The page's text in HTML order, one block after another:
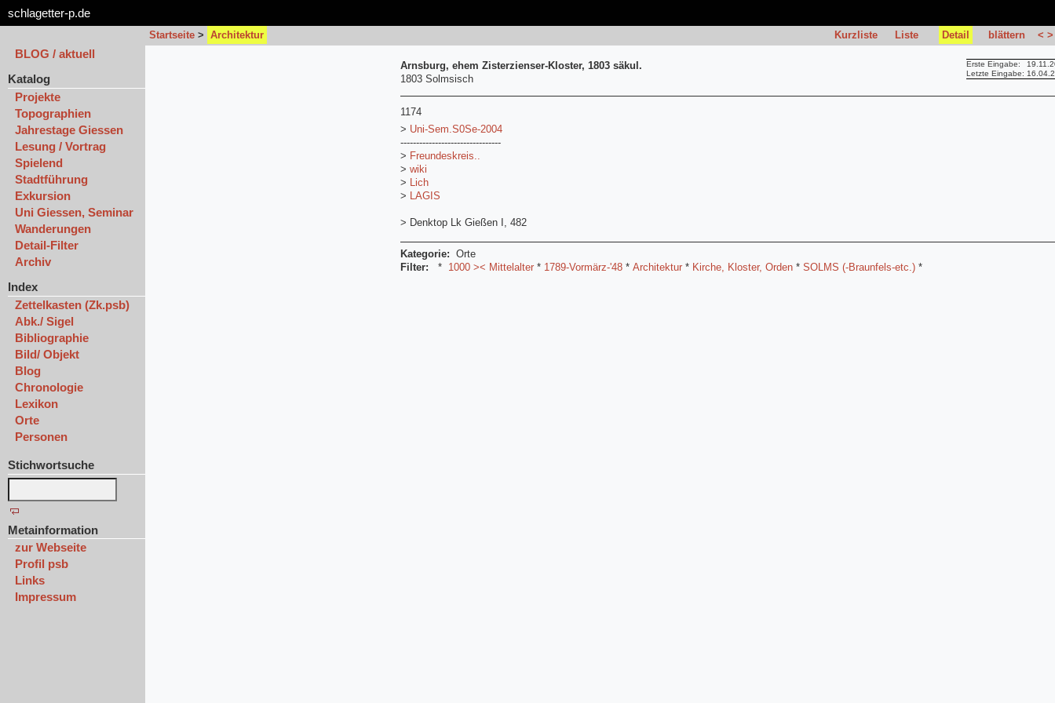
schlagetter-p.de
Startseite > Architektur Kurzliste Liste Detail blättern < >
BLOG / aktuell
Katalog
Projekte
Topographien
Jahrestage Giessen
Lesung / Vortrag
Spielend
Stadtführung
Exkursion
Uni Giessen, Seminar
Wanderungen
Detail-Filter
Archiv
Index
Zettelkasten (Zk.psb)
Abk./ Sigel
Bibliographie
Bild/ Objekt
Blog
Chronologie
Lexikon
Orte
Personen
Stichwortsuche
Metainformation
zur Webseite
Profil psb
Links
Impressum
Erste Eingabe:
Letzte Eingabe:
Arnsburg, ehem Zisterzienser-Kloster, 1803 säkul.
1803 Solmsisch
1174
> Uni-Sem.S0Se-2004
--------------------------------
> Freundeskreis..
> wiki
> Lich
> LAGIS
> Denktop Lk Gießen I, 482
Kategorie: Orte
Filter:
* 1000 >< Mittelalter * 1789-Vormärz-'48 * Architektur * Kirche, Kloster, Orden * SOLMS (-Braunfels-etc.) *